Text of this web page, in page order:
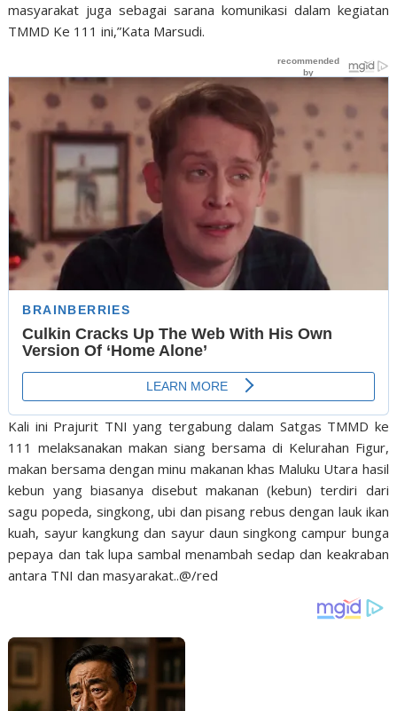
masyarakat juga sebagai sarana komunikasi dalam kegiatan
TMMD Ke 111 ini,”Kata Marsudi.
Kali ini Prajurit TNI yang tergabung dalam Satgas TMMD ke
111 melaksanakan makan siang bersama di Kelurahan Figur,
makan bersama dengan minu makanan khas Maluku Utara hasil
kebun yang biasanya disebut makanan (kebun) terdiri dari
sagu popeda, singkong, ubi dan pisang rebus dengan lauk ikan
kuah, sayur kangkung dan sayur daun singkong campur bunga
pepaya dan tak lupa sambal menambah sedap dan keakraban
antara TNI dan masyarakat..@/red